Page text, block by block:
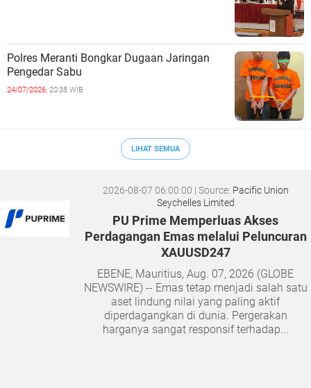
Polres Meranti Bongkar Dugaan Jaringan
Pengedar Sabu
24/07/2026, 20:38 WIB
LIHAT SEMUA
2026-08-07 06:00:00 | Source: Pacific Union
Seychelles Limited
PU Prime Memperluas Akses
Perdagangan Emas melalui Peluncuran
XAUUSD247
EBENE, Mauritius, Aug. 07, 2026 (GLOBE
NEWSWIRE) -- Emas tetap menjadi salah satu
aset lindung nilai yang paling aktif
diperdagangkan di dunia. Pergerakan
harganya sangat responsif terhadap...